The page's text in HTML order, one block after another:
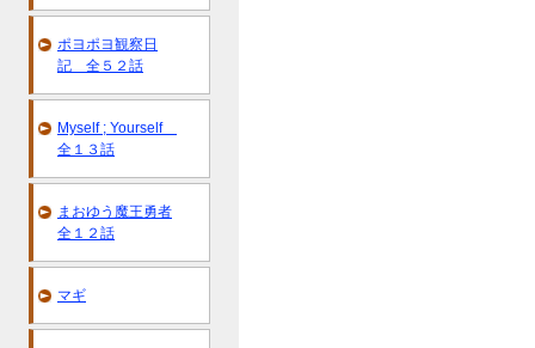
ポヨポヨ観察日
記 全５２話
Myself ; Yourself
全１３話
まおゆう魔王勇者
全１２話
マギ